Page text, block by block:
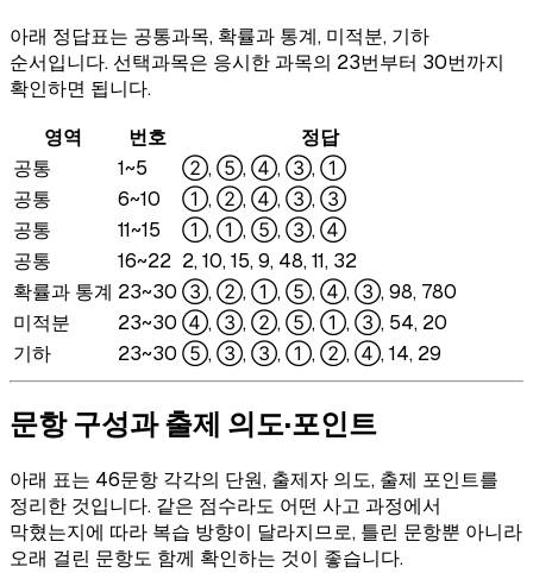
아래 정답표는 공통과목, 확률과 통계, 미적분, 기하
순서입니다. 선택과목은 응시한 과목의 23번부터 30번까지
확인하면 됩니다.
영역
번호
정답
공통
1~5
②, ⑤, ④, ③, ①
공통
6~10
①, ②, ④, ③, ③
공통
11~15
①, ①, ⑤, ③, ④
공통
16~22 2, 10, 15, 9, 48, 11, 32
확률과 통계 23~30 ③, ②, ①, ⑤, ④, ③, 98, 780
미적분
23~30 ④, ③, ②, ⑤, ①, ③, 54, 20
기하
23~30 ⑤, ③, ③, ①, ②, ④, 14, 29
문항 구성과 출제 의도·포인트
아래 표는 46문항 각각의 단원, 출제자 의도, 출제 포인트를
정리한 것입니다. 같은 점수라도 어떤 사고 과정에서
막혔는지에 따라 복습 방향이 달라지므로, 틀린 문항뿐 아니라
오래 걸린 문항도 함께 확인하는 것이 좋습니다.